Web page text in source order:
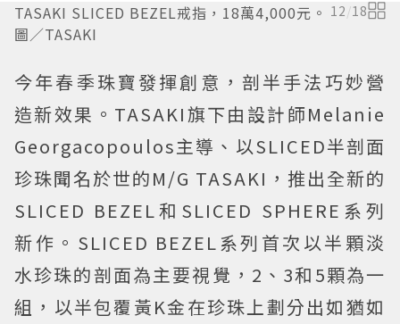
TASAKI SLICED BEZEL戒指，18萬4,000元。
圖／TASAKI
12 /18
今年春季珠寶發揮創意，剖半手法巧妙營
造新效果。TASAKI旗下由設計師Melanie
Georgacopoulos主導、以SLICED半剖面
珍珠聞名於世的M/G TASAKI，推出全新的
SLICED BEZEL和SLICED SPHERE系列
新作。SLICED BEZEL系列首次以半顆淡
水珍珠的剖面為主要視覺，2、3和5顆為一
組，以半包覆黃K金在珍珠上劃分出如猶如